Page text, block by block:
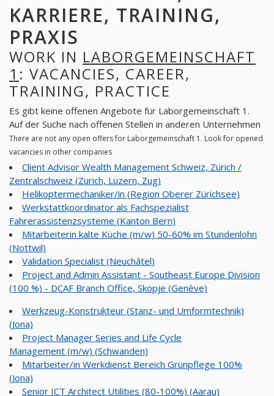
KARRIERE, TRAINING,
PRAXIS
WORK IN LABORGEMEINSCHAFT
1 : VACANCIES, CAREER,
TRAINING, PRACTICE
Es gibt keine offenen Angebote für Laborgemeinschaft 1.
Auf der Suche nach offenen Stellen in anderen Unternehmen
There are not any open offers for Laborgemeinschaft 1. Look for opened
vacancies in other companies
Client Advisor Wealth Management Schweiz, Zürich /
Zentralschweiz (Zurich, Luzern, Zug)
Helikoptermechaniker/in (Region Oberer Zürichsee)
Werkstattkoordinator als Fachspezialist
Fahrerassistenzsysteme (Kanton Bern)
Mitarbeiterin kalte Küche (m/w) 50-60% im Stundenlohn
(Nottwil)
Validation Specialist (Neuchâtel)
Project and Admin Assistant - Southeast Europe Division
(100 %) - DCAF Branch Office, Skopje (Genève)
Werkzeug-Konstrukteur (Stanz- und Umformtechnik)
(Jona)
Project Manager Series and Life Cycle
Management (m/w) (Schwanden)
Mitarbeiter/in Werkdienst Bereich Grünpflege 100%
(Jona)
Senior ICT Architect Utilities (80-100%) (Aarau)